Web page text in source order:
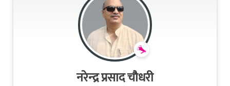
नरेन्‍द्र प्रसाद चौधरी